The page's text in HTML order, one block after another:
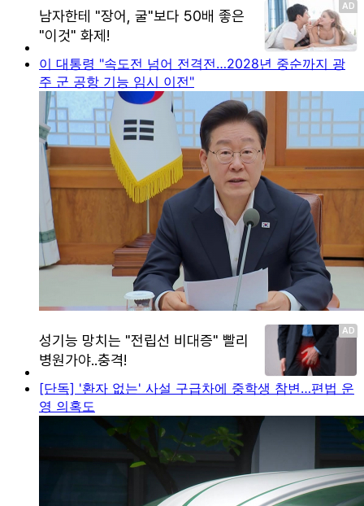
이 대통령 "속도전 넘어 전격전…2028년 중순까지 광
주 군 공항 기능 임시 이전"
[단독] '환자 없는' 사설 구급차에 중학생 참변…편법 운
영 의혹도